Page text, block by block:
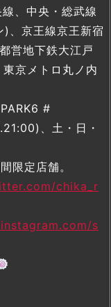
、中央・総武線
、京王線京王新宿
営地下鉄大江戸
京メトロ丸ノ内
#
、土・日・
限定店舗。
chika_r
s